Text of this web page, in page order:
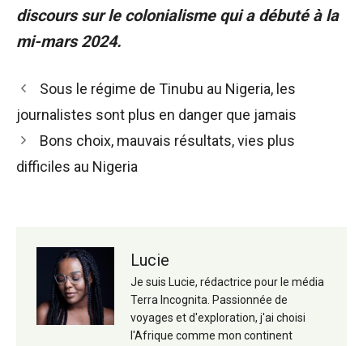
discours sur le colonialisme qui a débuté à la
mi-mars 2024.
Navigation
des
Sous le régime de Tinubu au Nigeria, les
journalistes sont plus en danger que jamais
Bons choix, mauvais résultats, vies plus
difficiles au Nigeria
Lucie
Je suis Lucie, rédactrice pour le média
Terra Incognita. Passionnée de
voyages et d'exploration, j'ai choisi
l'Afrique comme mon continent